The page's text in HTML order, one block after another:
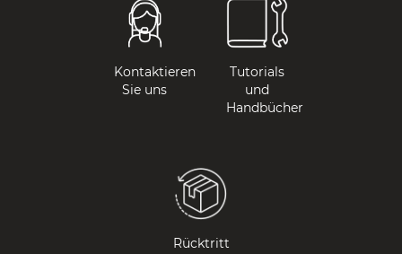
Kontaktieren
Sie uns
Tutorials
und
Handbücher
Rücktritt